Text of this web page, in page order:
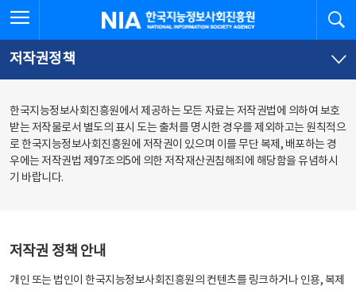
문
로
가
체
뉴
바
가
한국지능정보사회진흥원
저작권정책
한국지능정보사회진흥원에서 제공하는 모든 자료는 저작권법에 의하여 보호
받는 저작물로서 별도의 표시 도는 출처를 명시한 경우를 제외하고는 원칙적으
로 한국지능정보사회진흥원에 저작권이 있으며 이를 무단 복제, 배포하는 경
우에는 저작권법 제97조의5에 의한 저작재산권침해죄에 해당함을 유념하시
기 바랍니다.
저작권 정책 안내
개인 또는 법인이 한국지능정보사회진흥원의 컨텐츠를 링크하거나 인용, 복제